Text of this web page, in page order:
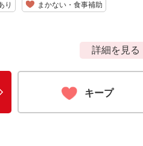
り まかない・食事補助
詳細を見る
キープ